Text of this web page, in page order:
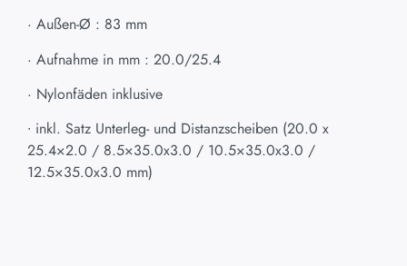
· Außen-Ø : 83 mm
· Aufnahme in mm : 20.0/25.4
· Nylonfäden inklusive
∙ inkl. Satz Unterleg- und Distanzscheiben (20.0 x
25.4×2.0 / 8.5×35.0x3.0 / 10.5×35.0x3.0 /
12.5×35.0x3.0 mm)